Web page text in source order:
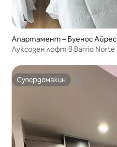
Апартамент – Буенос Айрес
Луксозен лофт в Barrio Norte
Супердомакин
Супердомакин